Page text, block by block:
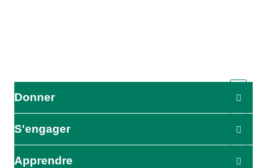
Donner
S'engager
Apprendre